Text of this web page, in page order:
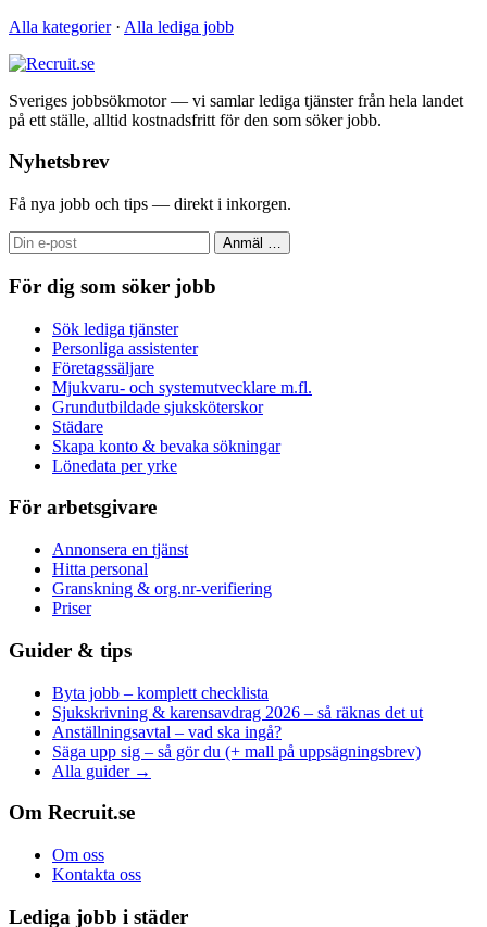
Alla kategorier· Alla lediga jobb
Sveriges jobbsökmotor — vi samlar lediga tjänster från hela landet
på ett ställe, alltid kostnadsfritt för den som söker jobb.
Nyhetsbrev
Få nya jobb och tips — direkt i inkorgen.
Anmäl …
För dig som söker jobb
Sök lediga tjänster
Personliga assistenter
Företagssäljare
Mjukvaru- och systemutvecklare m.fl.
Grundutbildade sjuksköterskor
Städare
Skapa konto & bevaka sökningar
Lönedata per yrke
För arbetsgivare
Annonsera en tjänst
Hitta personal
Granskning & org.nr-verifiering
Priser
Guider & tips
Byta jobb – komplett checklista
Sjukskrivning & karensavdrag 2026 – så räknas det ut
Anställningsavtal – vad ska ingå?
Säga upp sig – så gör du (+ mall på uppsägningsbrev)
Alla guider →
Om Recruit.se
Om oss
Kontakta oss
Lediga jobb i städer